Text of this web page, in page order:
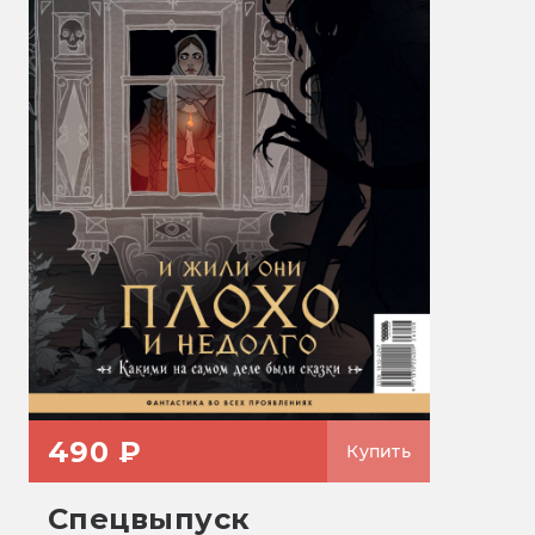
490 ₽ Купить
Спецвыпуск